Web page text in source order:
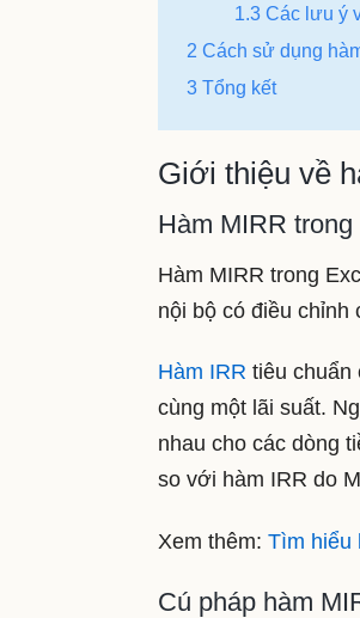
1.3 Các lưu ý
2 Cách sử dụng
3 Tổng kết
Giới thiệu về
Hàm MIRR
Hàm MIRR trong
nội bộ có điều chỉnh
Hàm IRR tiêu chuẩn
cùng một lãi suất.
nhau cho các dòng
so với hàm IRR do
Xem thêm: Tìm hiểu
Cú pháp hàm